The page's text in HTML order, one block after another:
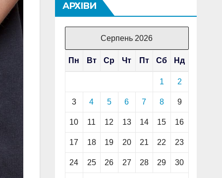
АРХІВИ
Серпень 2026
Пн Вт Ср Чт Пт Сб Нд
1 2
3 4 5 6 7 8 9
10 11 12 13 14 15 16
17 18 19 20 21 22 23
24 25 26 27 28 29 30